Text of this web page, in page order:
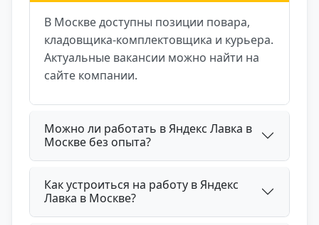
В Москве доступны позиции повара,
кладовщика‑комплектовщика и курьера.
Актуальные вакансии можно найти на
сайте компании.
Можно ли работать в Яндекс Лавка в
Москве без опыта?
Как устроиться на работу в Яндекс
Лавка в Москве?